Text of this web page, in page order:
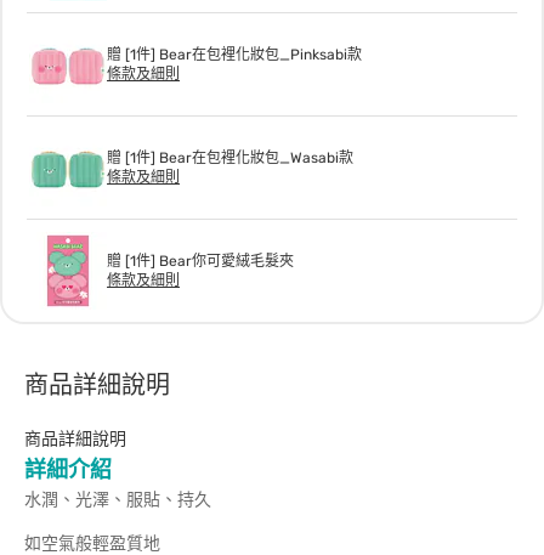
贈 [1件] Bear在包裡化妝包_Pinksabi款
條款及細則
贈 [1件] Bear在包裡化妝包_Wasabi款
條款及細則
贈 [1件] Bear你可愛絨毛髮夾
條款及細則
商品詳細說明
商品詳細說明
詳細介紹
水潤、光澤、服貼、持久
如空氣般輕盈質地